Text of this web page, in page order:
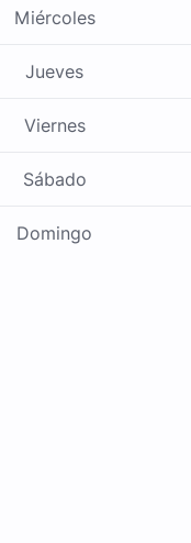
Miércoles
Jueves
Viernes
Sábado
Domingo